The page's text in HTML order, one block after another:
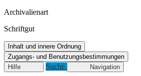
Archivalienart
Schriftgut
Inhalt und innere Ordnung
Zugangs- und Benutzungsbestimmungen
Hilfe
Suche Navigation